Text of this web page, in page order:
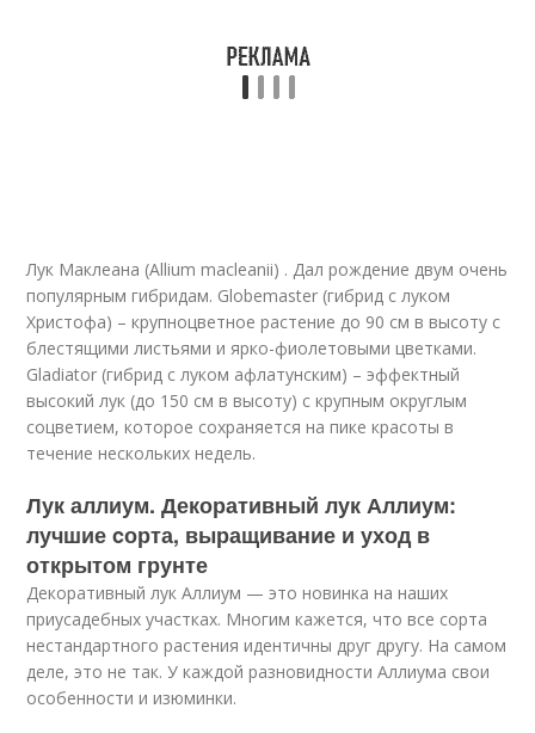
Лук Маклеана (Allium macleanii) . Дал рождение двум очень
популярным гибридам. Globemaster (гибрид с луком
Христофа) – крупноцветное растение до 90 см в высоту с
блестящими листьями и ярко-фиолетовыми цветками.
Gladiator (гибрид с луком афлатунским) – эффектный
высокий лук (до 150 см в высоту) с крупным округлым
соцветием, которое сохраняется на пике красоты в
течение нескольких недель.
Лук аллиум. Декоративный лук Аллиум:
лучшие cорта, выращивание и уход в
открытом грунте
Декоративный лук Аллиум — это новинка на наших
приусадебных участках. Многим кажется, что все сорта
нестандартного растения идентичны друг другу. На самом
деле, это не так. У каждой разновидности Аллиума свои
особенности и изюминки.